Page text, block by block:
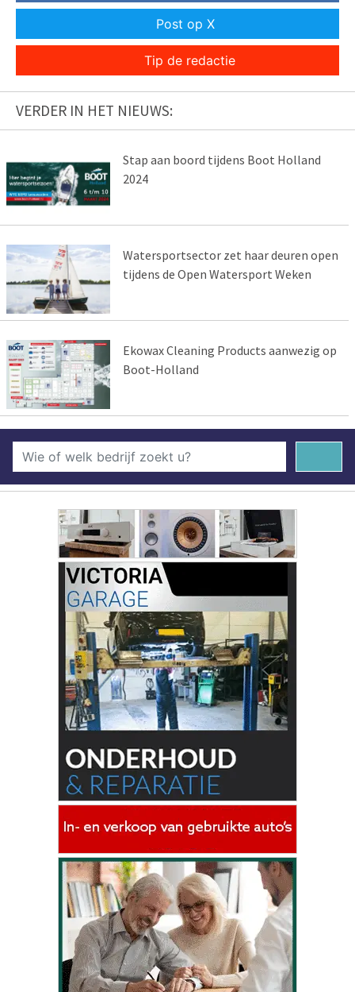
Post op X
Tip de redactie
VERDER IN HET NIEUWS:
Stap aan boord tijdens Boot Holland
2024
Watersportsector zet haar deuren open
tijdens de Open Watersport Weken
Ekowax Cleaning Products aanwezig op
Boot-Holland